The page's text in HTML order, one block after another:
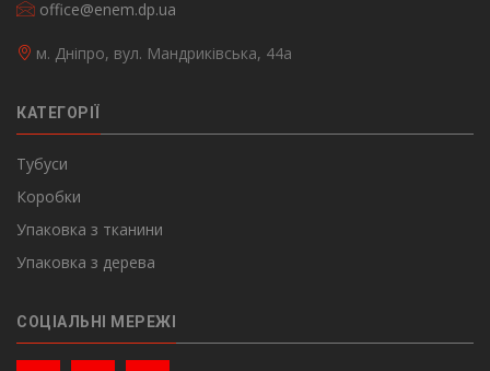
office@enem.dp.ua
м. Дніпро, вул. Мандриківська, 44а
КАТЕГОРІЇ
Тубуси
Коробки
Упаковка з тканини
Упаковка з дерева
СОЦІАЛЬНІ МЕРЕЖІ